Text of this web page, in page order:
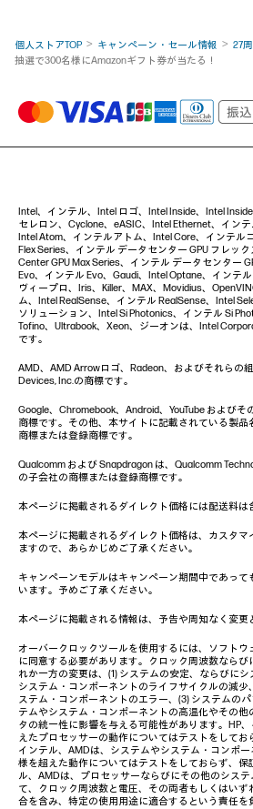
個人ストアTOP キャンペーン・セール情報
27
抽選で300名様にAmazonギフト券が当たる！
Intel、インテル、Intel ロゴ、Intel Inside、Intel
セレロン、Cyclone、eASIC、Intel Ethernet、インテ
Intel Atom、インテルアトム、Intel Core、インテル
Flex Series、インテル データセンター GPU フレッ
Center GPU Max Series、インテル データセンター
Evo、インテル Evo、Gaudi、Intel Optane、インテ
ヴィープロ、Iris、Killer、MAX、Movidius、
ム、Intel RealSense、インテル RealSense、Intel
ソリューション、Intel Si Photonics、インテル Si
Tofino、Ultrabook、Xeon、ジーオンは、Intel
です。
AMD、AMD Arrowロゴ、Radeon、およびそれらの
Devices, Inc.の商標です。
Google、Chromebook、Android、YouTube およびそ
商標です。その他、本サイトに記載されている製
商標または登録商標です。
Qualcomm および Snapdragon は、Qualcomm
の子会社の商標または登録商標です。
本ページに掲載されるダイレクト価格には配送料は
本ページに掲載されるダイレクト価格は、カスタマ
ますので、あらかじめご了承ください。
キャンペーンモデルはキャンペーン期間中であっ
います。予めご了承ください。
本ページに掲載される情報は、予告や周知なく変更
オーバークロックツールを使用するには、ソフトウ
に同意する必要があります。クロック周波数なら
れか一方の変更は、(1) システムの安定、ならびに
システム・コンポーネントのライフサイクルの減少
ステム・コンポーネントのエラー、(3) システムの
テムやシステム・コンポーネントの高温化やその他
タの統一性に影響を与える可能性があります。HP
えたプロセッサーの動作についてはテストをしてお
インテル、AMDは、システムやシステム・コンポ
様を超えた動作についてはテストをしておらず、保
ル、AMDは、プロセッサーならびにその他のシス
て、クロック周波数と電圧、その両者もしくはい
合を含み、特定の使用用途に適合するという責任を